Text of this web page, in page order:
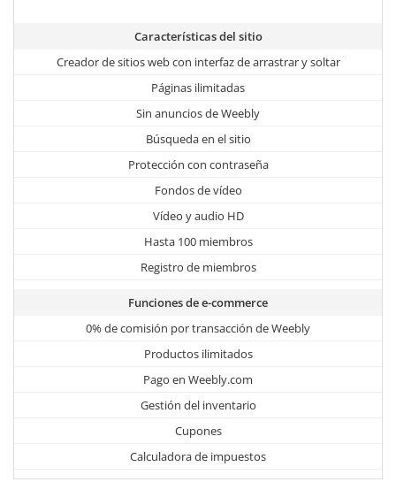
Características del sitio
Creador de sitios web con interfaz de arrastrar y soltar
Páginas ilimitadas
Sin anuncios de Weebly
Búsqueda en el sitio
Protección con contraseña
Fondos de vídeo
Vídeo y audio HD
Hasta 100 miembros
Registro de miembros
Funciones de e-commerce
0% de comisión por transacción de Weebly
Productos ilimitados
Pago en Weebly.com
Gestión del inventario
Cupones
Calculadora de impuestos